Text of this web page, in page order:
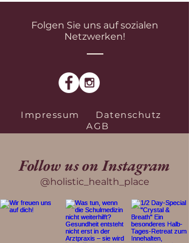
Folgen Sie uns auf sozialen
Netzwerken!
Impressum
Datenschutz
AGB
Follow us on Instagram
@holistic_health_place